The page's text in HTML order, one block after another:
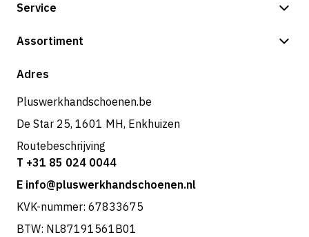
Service
Betalingsmogelijkheden
Retouren & service
Assortiment
Shop
Adres
Pluswerkhandschoenen.be
De Star 25, 1601 MH, Enkhuizen
Routebeschrijving
T +31 85 024 0044
E info@pluswerkhandschoenen.nl
KVK-nummer: 67833675
BTW: NL87191561B01